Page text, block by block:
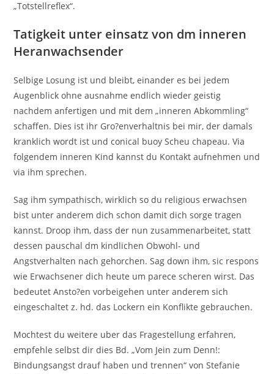
„Totstellreflex“.
Tatigkeit unter einsatz von dm inneren
Heranwachsender
Selbige Losung ist und bleibt, einander es bei jedem
Augenblick ohne ausnahme endlich wieder geistig
nachdem anfertigen und mit dem „inneren Abkommling“
schaffen. Dies ist ihr Gro?enverhaltnis bei mir, der damals
kranklich wordt ist und conical buoy Scheu chapeau. Via
folgendem inneren Kind kannst du Kontakt aufnehmen und
via ihm sprechen.
Sag ihm sympathisch, wirklich so du religious erwachsen
bist unter anderem dich schon damit dich sorge tragen
kannst. Droop ihm, dass der nun zusammenarbeitet, statt
dessen pauschal dm kindlichen Obwohl- und
Angstverhalten nach gehorchen. Sag down ihm, sic respons
wie Erwachsener dich heute um parece scheren wirst. Das
bedeutet Ansto?en vorbeigehen unter anderem sich
eingeschaltet z. hd. das Lockern ein Konflikte gebrauchen.
Mochtest du weitere uber das Fragestellung erfahren,
empfehle selbst dir dies Bd. „Vom Jein zum Denn!:
Bindungsangst drauf haben und trennen“ von Stefanie